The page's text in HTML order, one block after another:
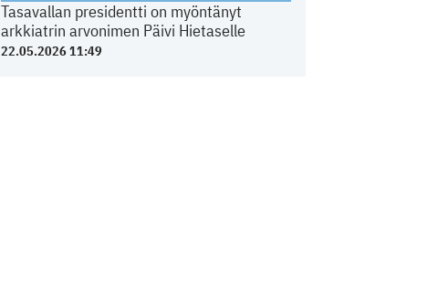
Tasavallan presidentti on myöntänyt
arkkiatrin arvonimen Päivi Hietaselle
22.05.2026 11:49